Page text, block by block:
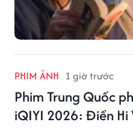
PHIM ẢNH 1 giờ trước
Phim Trung Quốc
iQIYI 2026: Điền Hi